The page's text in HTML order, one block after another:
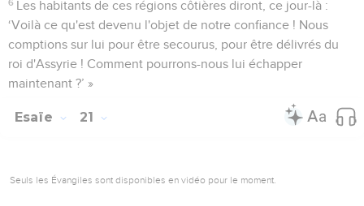
Les fuyards de Dédan et de Quédar
13 Message sur l'Arabie. Vous passerez la nuit dans les forêts
de l'Arabie, caravanes de Dedan !
14 Allez à la rencontre de l’assoiffé, apportez-lui de l'eau !
Habitants du pays de Théma, allez à la rencontre du fugitif